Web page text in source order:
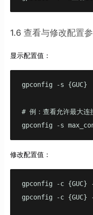
1.6 查看与修改配置
显示配置值：
gpconfig -s {GUC}
# 例：查看允许最大连
gpconfig -s
修改配置值：
gpconfig -c {GUC} -
gpconfig -c {GUC} -